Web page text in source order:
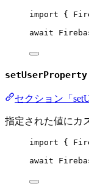
import {
await
setUserProperty
セクション「
指定された値にカ
import {
await